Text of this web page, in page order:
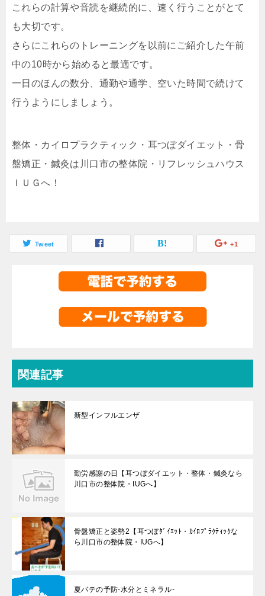
これらの計算や音読を継続的に、速く行うことがとて
も大切です。
さらにこれらのトレーニングを以前にご紹介した午前
中の10時から始めると最適です。
一日のほんの数分、通勤や通学、空いた時間で続けて
行うようにしましょう。
整体・カイロプラクティック・耳つぼダイエット・骨
盤矯正・鍼灸は川口市の整体院・リフレッシュハウス
ＩＵＧへ！
Tweet +1
関連記事
新型インフルエンザ
勤労感謝の日【耳つぼダイエット・整体・鍼灸なら
川口市の整体院・IUGへ】
骨盤矯正と姿勢2【耳つぼﾀﾞｲｴｯﾄ・ｶｲﾛﾌﾟﾗｸﾃｨｯｸな
ら川口市の整体院・IUGへ】
夏バテの予防-水分とミネラル-